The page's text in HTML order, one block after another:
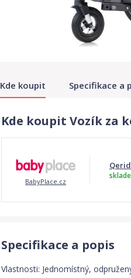
Kde koupit Specifikace a
Kde koupit Vozík za
BabyPlace.cz
Specifikace a popis
Vlastnosti: Jednomístný,